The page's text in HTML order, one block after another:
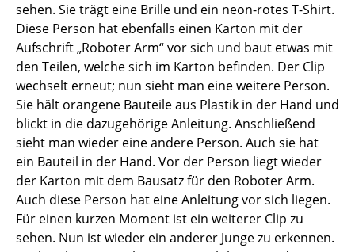
sehen. Sie trägt eine Brille und ein neon-rotes T-Shirt.
Diese Person hat ebenfalls einen Karton mit der
Aufschrift „Roboter Arm“ vor sich und baut etwas mit
den Teilen, welche sich im Karton befinden. Der Clip
wechselt erneut; nun sieht man eine weitere Person.
Sie hält orangene Bauteile aus Plastik in der Hand und
blickt in die dazugehörige Anleitung. Anschließend
sieht man wieder eine andere Person. Auch sie hat
ein Bauteil in der Hand. Vor der Person liegt wieder
der Karton mit dem Bausatz für den Roboter Arm.
Auch diese Person hat eine Anleitung vor sich liegen.
Für einen kurzen Moment ist ein weiterer Clip zu
sehen. Nun ist wieder ein anderer Junge zu erkennen.